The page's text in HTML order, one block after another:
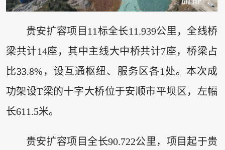
贵安扩容项目11标全长11.939公里，全线桥
梁共计14座，其中主线大中桥共计7座，桥梁占
比33.8%，设互通枢纽、服务区各1处。本次成
功架设T梁的十字大桥位于安顺市平坝区，左幅
长611.5米。
贵安扩容项目全长90.722公里，项目起于贵